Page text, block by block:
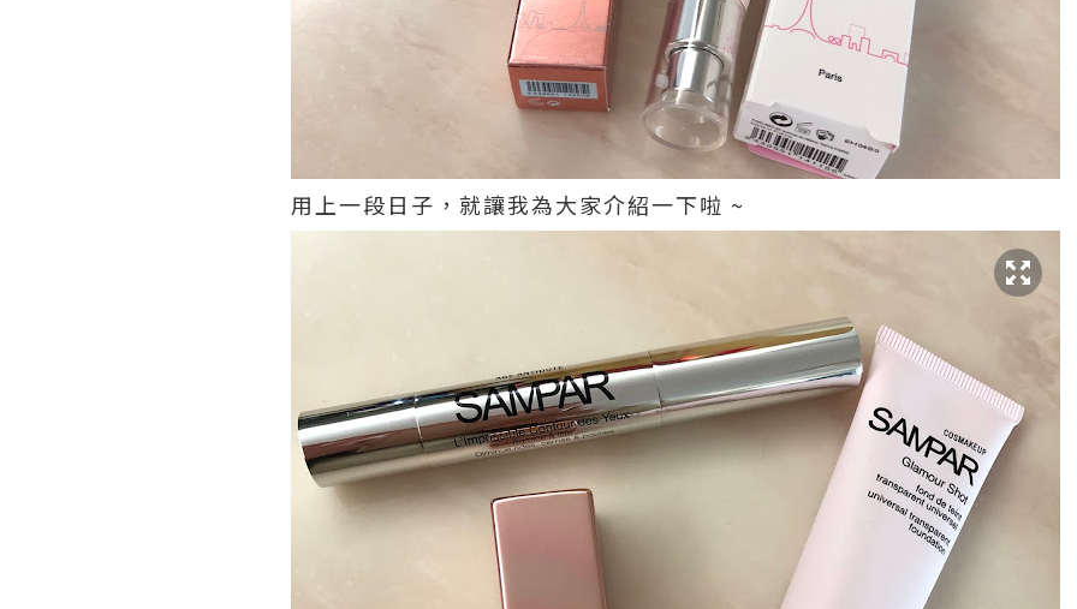
用上一段日子，就讓我為大家介紹一下啦 ~